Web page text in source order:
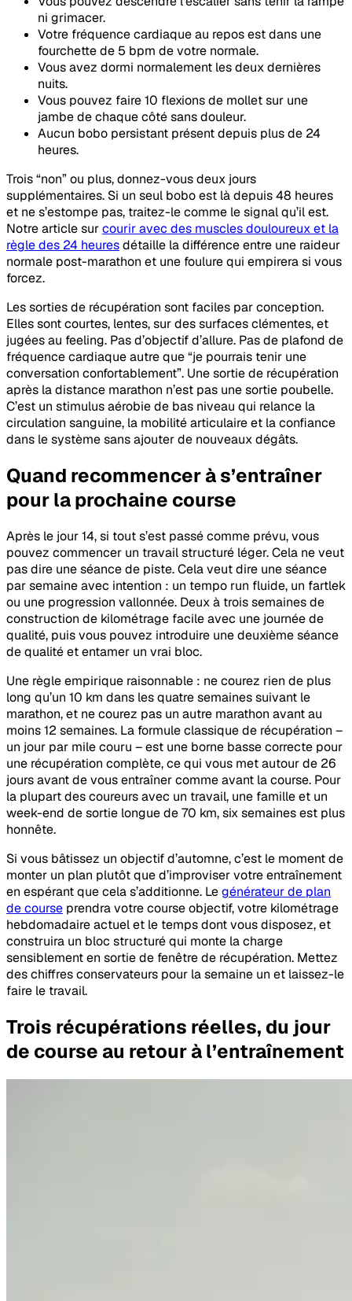
ni grimacer.
Votre fréquence cardiaque au repos est dans une
fourchette de 5 bpm de votre normale.
Vous avez dormi normalement les deux dernières
nuits.
Vous pouvez faire 10 flexions de mollet sur une
jambe de chaque côté sans douleur.
Aucun bobo persistant présent depuis plus de 24
heures.
Trois “non” ou plus, donnez-vous deux jours
supplémentaires. Si un seul bobo est là depuis 48 heures
et ne s’estompe pas, traitez-le comme le signal qu’il est.
Notre article surcourir avec des muscles douloureux et la
règle des 24 heuresdétaille la différence entre une raideur
normale post-marathon et une foulure qui empirera si vous
forcez.
Les sorties de récupération sont faciles par conception.
Elles sont courtes, lentes, sur des surfaces clémentes, et
jugées au feeling. Pas d’objectif d’allure. Pas de plafond de
fréquence cardiaque autre que “je pourrais tenir une
conversation confortablement”. Une sortie de récupération
après la distance marathon n’est pas une sortie poubelle.
C’est un stimulus aérobie de bas niveau qui relance la
circulation sanguine, la mobilité articulaire et la confiance
dans le système sans ajouter de nouveaux dégâts.
Quand recommencer à s’entraîner
pour la prochaine course
Après le jour 14, si tout s’est passé comme prévu, vous
pouvez commencer un travail structuré léger. Cela ne veut
pas dire une séance de piste. Cela veut dire une séance
par semaine avec intention : un tempo run fluide, un fartlek
ou une progression vallonnée. Deux à trois semaines de
construction de kilométrage facile avec une journée de
qualité, puis vous pouvez introduire une deuxième séance
de qualité et entamer un vrai bloc.
Une règle empirique raisonnable : ne courez rien de plus
long qu’un 10 km dans les quatre semaines suivant le
marathon, et ne courez pas un autre marathon avant au
moins 12 semaines. La formule classique de récupération –
un jour par mile couru – est une borne basse correcte pour
une récupération complète, ce qui vous met autour de 26
jours avant de vous entraîner comme avant la course. Pour
la plupart des coureurs avec un travail, une famille et un
week-end de sortie longue de 70 km, six semaines est plus
honnête.
Si vous bâtissez un objectif d’automne, c’est le moment de
monter un plan plutôt que d’improviser votre entraînement
en espérant que cela s’additionne. Legénérateur de plan
de course prendra votre course objectif, votre kilométrage
hebdomadaire actuel et le temps dont vous disposez, et
construira un bloc structuré qui monte la charge
sensiblement en sortie de fenêtre de récupération. Mettez
des chiffres conservateurs pour la semaine un et laissez-le
faire le travail.
Trois récupérations réelles, du jour
de course au retour à l’entraînement